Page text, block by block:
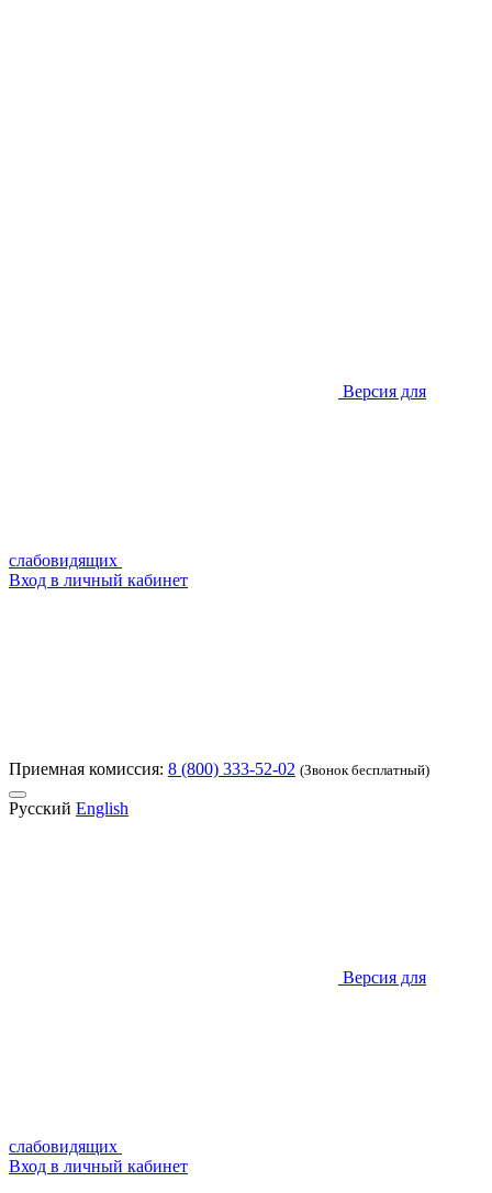
Версия для
слабовидящих
Вход в личный кабинет
Приемная комиссия: 8 (800) 333-52-02 (Звонок бесплатный)
Русский English
Версия для
слабовидящих
Вход в личный кабинет